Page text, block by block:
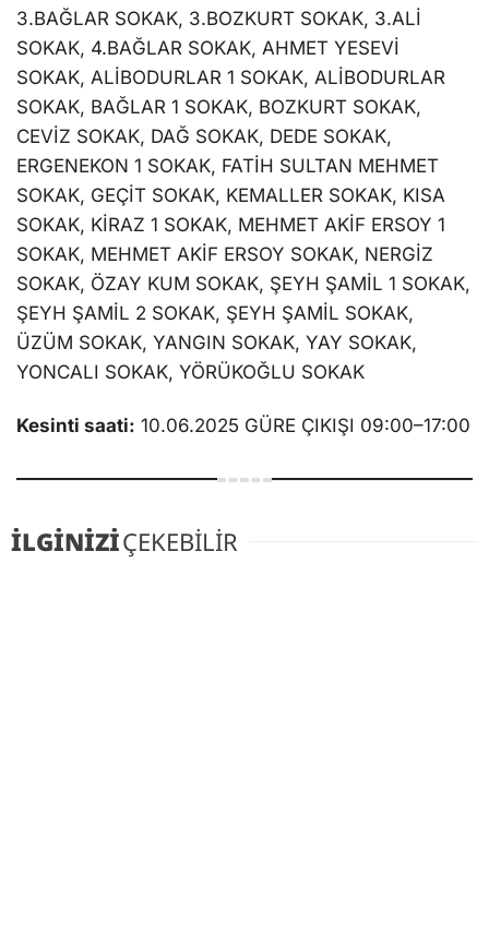
3.BAĞLAR SOKAK, 3.BOZKURT SOKAK, 3.ALİ
SOKAK, 4.BAĞLAR SOKAK, AHMET YESEVİ
SOKAK, ALİBODURLAR 1 SOKAK, ALİBODURLAR
SOKAK, BAĞLAR 1 SOKAK, BOZKURT SOKAK,
CEVİZ SOKAK, DAĞ SOKAK, DEDE SOKAK,
ERGENEKON 1 SOKAK, FATİH SULTAN MEHMET
SOKAK, GEÇİT SOKAK, KEMALLER SOKAK, KISA
SOKAK, KİRAZ 1 SOKAK, MEHMET AKİF ERSOY 1
SOKAK, MEHMET AKİF ERSOY SOKAK, NERGİZ
SOKAK, ÖZAY KUM SOKAK, ŞEYH ŞAMİL 1 SOKAK,
ŞEYH ŞAMİL 2 SOKAK, ŞEYH ŞAMİL SOKAK,
ÜZÜM SOKAK, YANGIN SOKAK, YAY SOKAK,
YONCALI SOKAK, YÖRÜKOĞLU SOKAK
Kesinti saati: 10.06.2025 GÜRE ÇIKIŞI 09:00–17:00
İLGİNİZİÇEKEBİLİR